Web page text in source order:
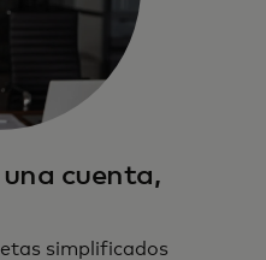
una cuenta,
simplificados